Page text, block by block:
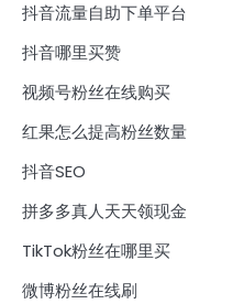
抖音流量自助下单平台
抖音哪里买赞
视频号粉丝在线购买
红果怎么提高粉丝数量
抖音SEO
拼多多真人天天领现金
TikTok粉丝在哪里买
微博粉丝在线刷